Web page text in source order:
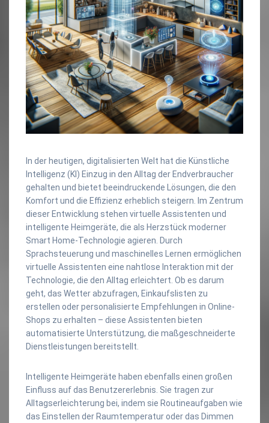
In der heutigen, digitalisierten Welt hat die Künstliche
Intelligenz (KI) Einzug in den Alltag der Endverbraucher
gehalten und bietet beeindruckende Lösungen, die den
Komfort und die Effizienz erheblich steigern. Im Zentrum
dieser Entwicklung stehen virtuelle Assistenten und
intelligente Heimgeräte, die als Herzstück moderner
Smart Home-Technologie agieren. Durch
Sprachsteuerung und maschinelles Lernen ermöglichen
virtuelle Assistenten eine nahtlose Interaktion mit der
Technologie, die den Alltag erleichtert. Ob es darum
geht, das Wetter abzufragen, Einkaufslisten zu
erstellen oder personalisierte Empfehlungen in Online-
Shops zu erhalten – diese Assistenten bieten
automatisierte Unterstützung, die maßgeschneiderte
Dienstleistungen bereitstellt.
Intelligente Heimgeräte haben ebenfalls einen großen
Einfluss auf das Benutzererlebnis. Sie tragen zur
Alltagserleichterung bei, indem sie Routineaufgaben wie
das Einstellen der Raumtemperatur oder das Dimmen